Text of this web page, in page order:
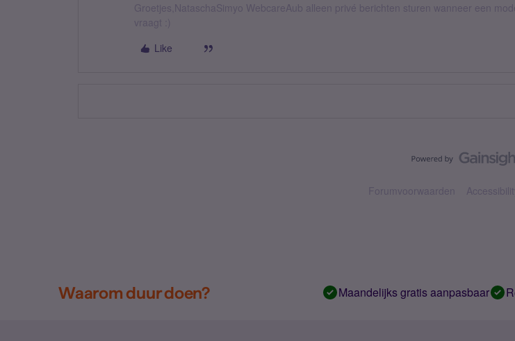
Groetjes,NataschaSimyo WebcareAub alleen privé berichten sturen wanneer een
vraagt :)
Like
Forumvoorwaarden
Waarom duur doen? Maandelijks gratis aanpasbaar